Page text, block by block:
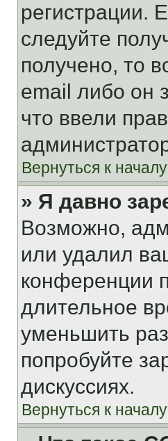
регистрации.
следуйте
получено, то
email либо он
что ввели
Вернуться к началу
» Я давно
Возможно,
или удалил
конференции
длительное
уменьшить
попробуйте
дискуссиях.
Вернуться к началу